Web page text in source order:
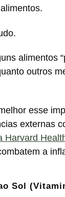
alimentos
outros
esse
externas
Harvard
a
Sol